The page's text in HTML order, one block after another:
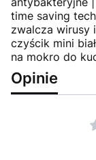
time saving
zwalcza wirusy
czyścik mini
na mokro do
Opinie